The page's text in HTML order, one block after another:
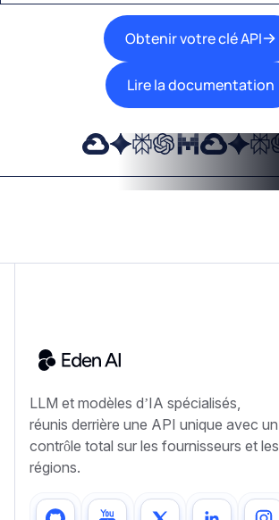
Obtenir votre clé API
Lire la documentation
LLM et modèles d’IA spécialisés,
réunis derrière une API unique avec un
contrôle total sur les fournisseurs et les
régions.